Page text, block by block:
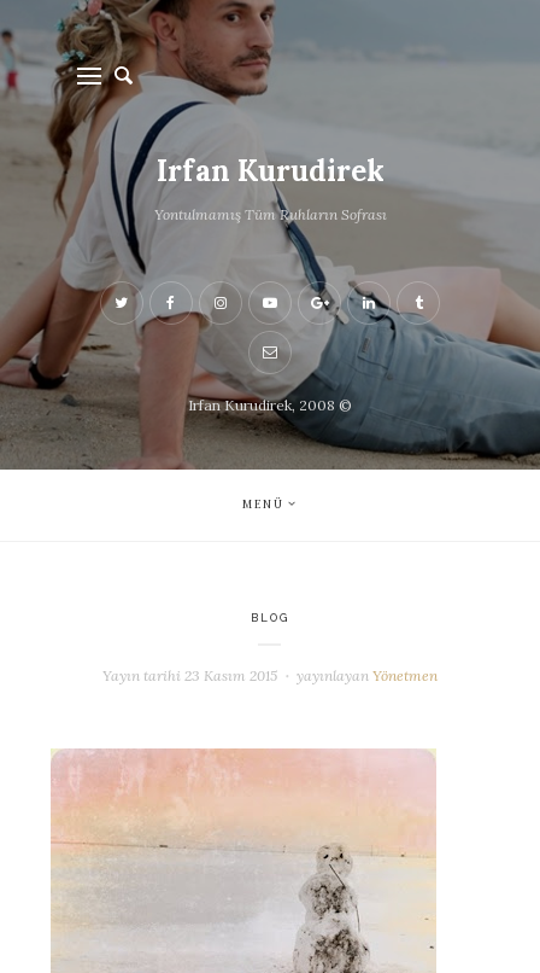
Irfan Kurudirek
Yontulmamış Tüm Ruhların Sofrası
Irfan Kurudirek, 2008 ©
MENÜ
BLOG
Yayın tarihi 23 Kasım 2015 yayınlayanYönetmen